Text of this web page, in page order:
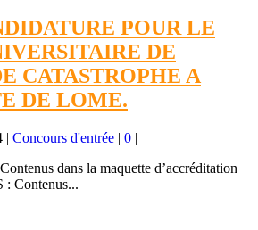
POUR LE
DE
CATASTROPHE A
DE LOME.
| Concours d'entrée | 0 |
dans la maquette d’accréditation
Contenus...